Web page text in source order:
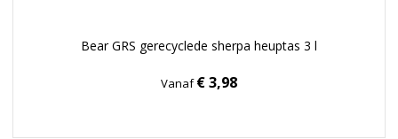
Bear GRS gerecyclede sherpa heuptas 3 l
Vanaf€ 3,98